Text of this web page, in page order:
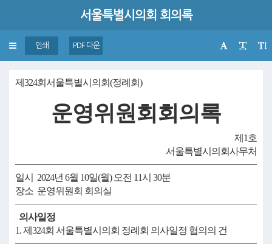
서울특별시의회 회의록
Toggle
navigation
인쇄 PDF 다운
제324회서울특별시의회(정례회)
운영위원회회의록
제1호
서울특별시의회사무처
일시 2024년 6월 10일(월) 오전 11시 30분
장소 운영위원회 회의실
의사일정
1. 제324회 서울특별시의회 정례회 의사일정 협의의 건